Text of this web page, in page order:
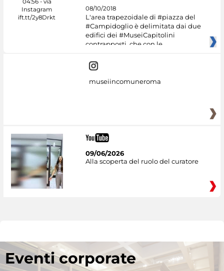
08/10/2018
L'area trapezoidale di #piazza del
#Campidoglio è delimitata dai due
edifici dei #MuseiCapitolini
contrapposti, che con le
museiincomuneroma
09/06/2026
Alla scoperta del ruolo del curatore
Eventi corporate